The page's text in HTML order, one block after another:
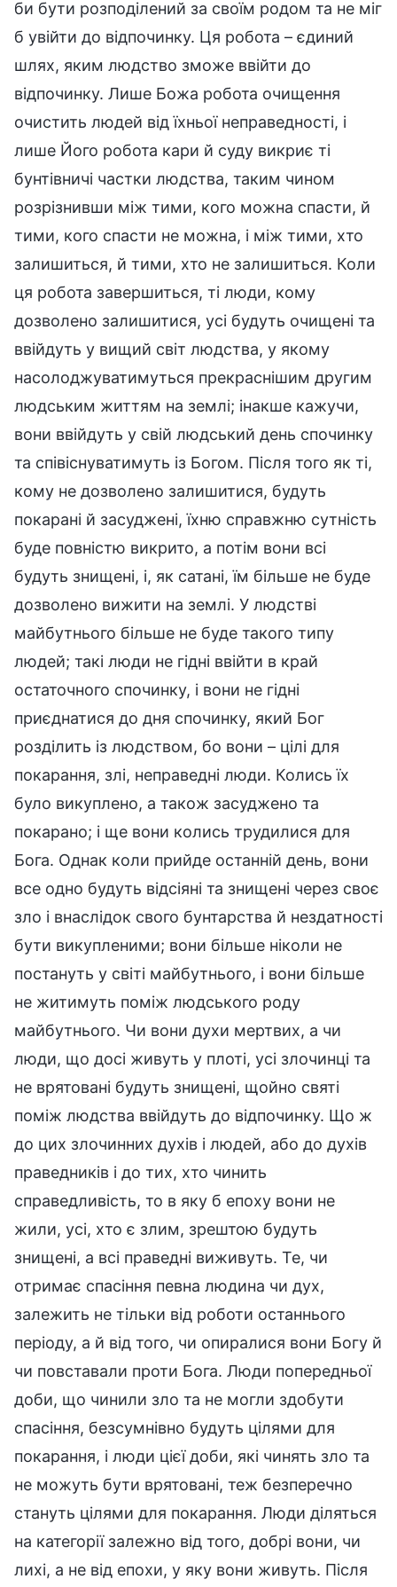
би бути розподілений за своїм родом та не міг
б увійти до відпочинку. Ця робота – єдиний
шлях, яким людство зможе ввійти до
відпочинку. Лише Божа робота очищення
очистить людей від їхньої неправедності, і
лише Його робота кари й суду викриє ті
бунтівничі частки людства, таким чином
розрізнивши між тими, кого можна спасти, й
тими, кого спасти не можна, і між тими, хто
залишиться, й тими, хто не залишиться. Коли
ця робота завершиться, ті люди, кому
дозволено залишитися, усі будуть очищені та
ввійдуть у вищий світ людства, у якому
насолоджуватимуться прекраснішим другим
людським життям на землі; інакше кажучи,
вони ввійдуть у свій людський день спочинку
та співіснуватимуть із Богом. Після того як ті,
кому не дозволено залишитися, будуть
покарані й засуджені, їхню справжню сутність
буде повністю викрито, а потім вони всі
будуть знищені, і, як сатані, їм більше не буде
дозволено вижити на землі. У людстві
майбутнього більше не буде такого типу
людей; такі люди не гідні ввійти в край
остаточного спочинку, і вони не гідні
приєднатися до дня спочинку, який Бог
розділить із людством, бо вони – цілі для
покарання, злі, неправедні люди. Колись їх
було викуплено, а також засуджено та
покарано; і ще вони колись трудилися для
Бога. Однак коли прийде останній день, вони
все одно будуть відсіяні та знищені через своє
зло і внаслідок свого бунтарства й нездатності
бути викупленими; вони більше ніколи не
постануть у світі майбутнього, і вони більше
не житимуть поміж людського роду
майбутнього. Чи вони духи мертвих, а чи
люди, що досі живуть у плоті, усі злочинці та
не врятовані будуть знищені, щойно святі
поміж людства ввійдуть до відпочинку. Що ж
до цих злочинних духів і людей, або до духів
праведників і до тих, хто чинить
справедливість, то в яку б епоху вони не
жили, усі, хто є злим, зрештою будуть
знищені, а всі праведні виживуть. Те, чи
отримає спасіння певна людина чи дух,
залежить не тільки від роботи останнього
періоду, а й від того, чи опиралися вони Богу й
чи повставали проти Бога. Люди попередньої
доби, що чинили зло та не могли здобути
спасіння, безсумнівно будуть цілями для
покарання, і люди цієї доби, які чинять зло та
не можуть бути врятовані, теж безперечно
стануть цілями для покарання. Люди діляться
на категорії залежно від того, добрі вони, чи
лихі, а не від епохи, у яку вони живуть. Після